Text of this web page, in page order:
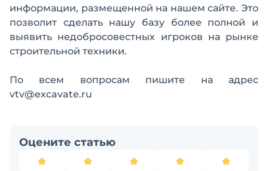
информации, размещенной на нашем сайте. Это
позволит сделать нашу базу более полной и
выявить недобросовестных игроков на рынке
строительной техники.
По всем вопросам пишите на адрес
vtv@excavate.ru
Оцените статью